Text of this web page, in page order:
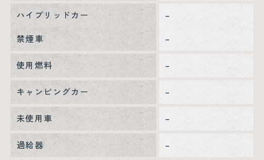
ハイブリッドカー
–
禁煙車
–
使用燃料 –
キャンピングカー –
未使用車 –
過給器 –